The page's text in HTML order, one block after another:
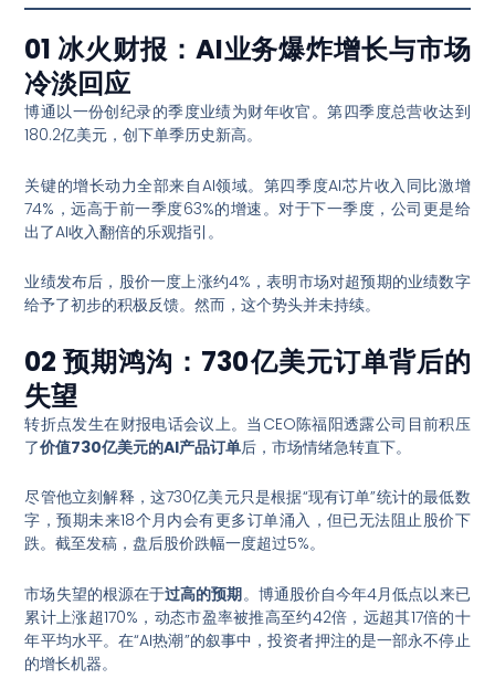
01 冰火财报：AI业务爆炸增长与市场
冷淡回应
博通以一份创纪录的季度业绩为财年收官。第四季度总营收达到
180.2亿美元，创下单季历史新高。
关键的增长动力全部来自AI领域。第四季度AI芯片收入同比激增
74%，远高于前一季度63%的增速。对于下一季度，公司更是给
出了AI收入翻倍的乐观指引 。
业绩发布后，股价一度上涨约4%，表明市场对超预期的业绩数字
给予了初步的积极反馈。然而，这个势头并未持续。
02 预期鸿沟：730亿美元订单背后的
失望
转折点发生在财报电话会议上。当CEO陈福阳透露公司目前积压
了价值730亿美元的AI产品订单后，市场情绪急转直下。
尽管他立刻解释，这730亿美元只是根据“现有订单”统计的最低数
字，预期未来18个月内会有更多订单涌入，但已无法阻止股价下
跌。截至发稿，盘后股价跌幅一度超过5%。
市场失望的根源在于过高的预期。博通股价自今年4月低点以来已
累计上涨超170%，动态市盈率被推高至约42倍，远超其17倍的十
年平均水平。在“AI热潮”的叙事中，投资者押注的是一部永不停止
的增长机器。